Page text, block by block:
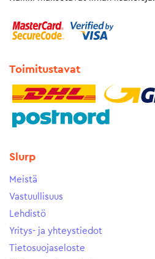
Toimitustavat
Slurp
Meistä
Vastuullisuus
Lehdistö
Yritys- ja yhteystiedot
Tietosuojaseloste